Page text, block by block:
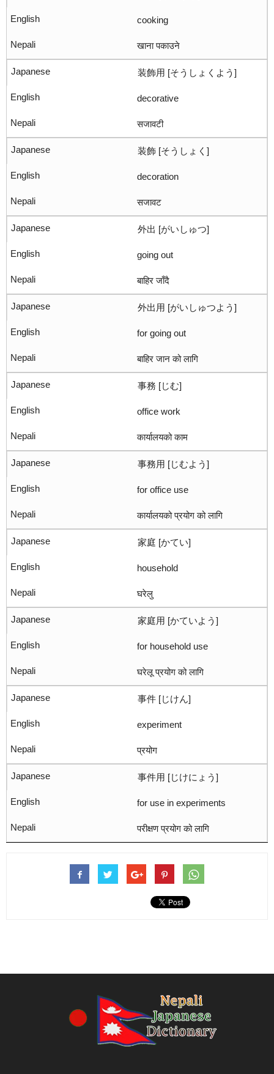
cooking
खाना पकाउने
装飾用 [そうしょくよう]
decorative
सजावटी
装飾 [そうしょく]
decoration
सजावट
外出 [がいしゅつ]
going out
बाहिर जाँदै
外出用 [がいしゅつよう]
for going out
बाहिर जान को लागि
事務 [じむ]
office work
कार्यालयको काम
事務用 [じむよう]
for office use
कार्यालयको प्रयोग को लागि
家庭 [かてい]
household
घरेलु
家庭用 [かていよう]
for household use
घरेलू प्रयोग को लागि
事件 [じけん]
experiment
प्रयोग
事件用 [じけにょう]
for use in experiments
परीक्षण प्रयोग को लागि